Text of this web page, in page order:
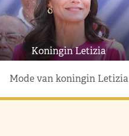
Koningin Letizia
Mode van koningin Letizia